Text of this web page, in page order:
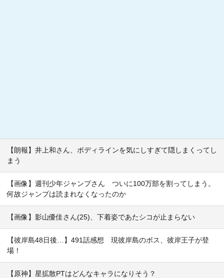
【朗報】井上和さん、ボディラインを気にしすぎて隠しまくってし
まう
【画像】週刊少年ジャンプさん ついに100万部を割ってしまう。
何故ジャンプは読まれなくなったのか
【画像】影山優佳さん(25)、下着姿であたシコが止まらない
【彼岸島48日後…】491話感想 現彼岸島のボス、彼岸王子が登
場！
【原神】星拡散PTはどんなキャラになりそう？